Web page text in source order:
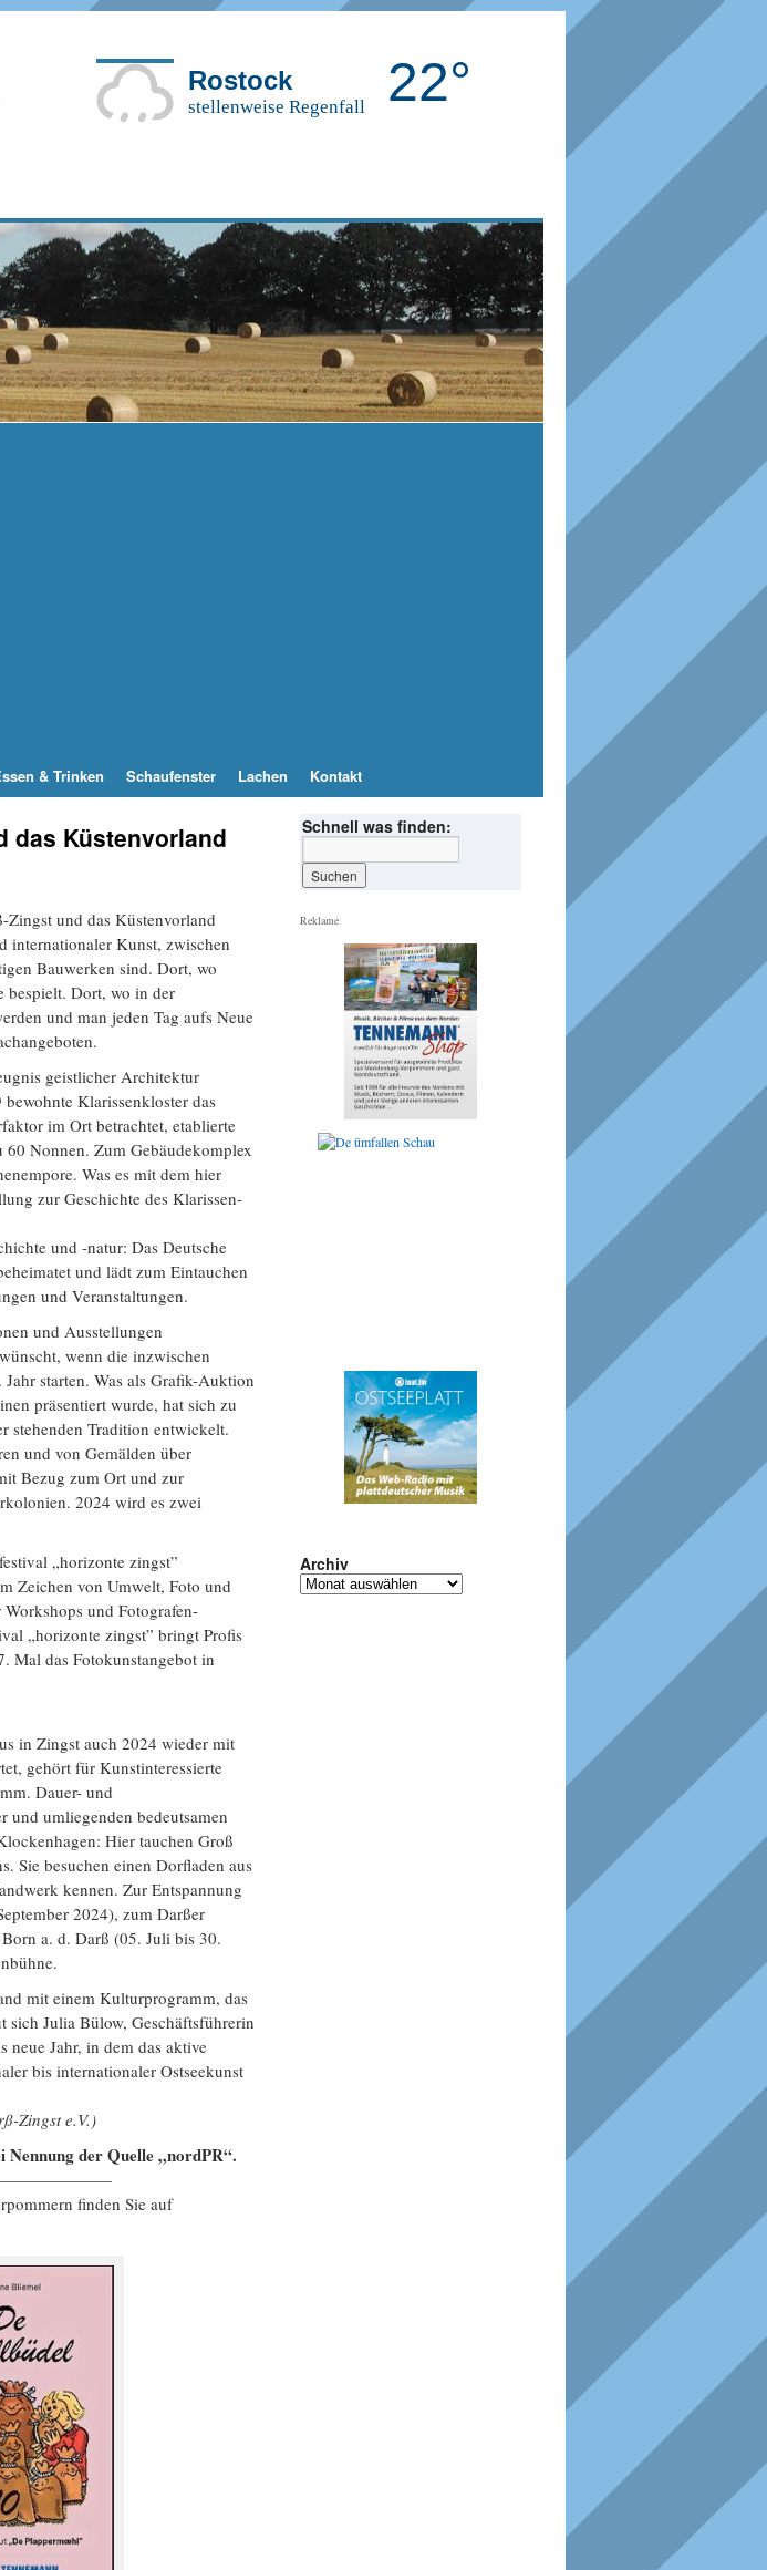
Rostock
stellenweise Regenfall 22°
& Trinken Schaufenster Lachen Kontakt
das Küstenvorland
und das Küstenvorland
internationaler Kunst, zwischen
Bauwerken sind. Dort, wo
bespielt. Dort, wo in der
und man jeden Tag aufs Neue
geistlicher Architektur
Klarissenkloster das
im Ort betrachtet, etablierte
60 Nonnen. Zum Gebäudekomplex
Was es mit dem hier
zur Geschichte des Klarissen-
und -natur: Das Deutsche
und lädt zum Eintauchen
und Veranstaltungen.
und Ausstellungen
wenn die inzwischen
starten. Was als Grafik-Auktion
präsentiert wurde, hat sich zu
stehenden Tradition entwickelt.
und von Gemälden über
Bezug zum Ort und zur
2024 wird es zwei
„horizonte zingst”
Zeichen von Umwelt, Foto und
und Fotografen-
„horizonte zingst” bringt Profis
Mal das Fotokunstangebot in
in Zingst auch 2024 wieder mit
gehört für Kunstinteressierte
Dauer- und
und umliegenden bedeutsamen
Hier tauchen Groß
Sie besuchen einen Dorfladen aus
kennen. Zur Entspannung
2024), zum Darßer
a. d. Darß (05. Juli bis 30.
mit einem Kulturprogramm, das
sich Julia Bülow, Geschäftsführerin
neue Jahr, in dem das aktive
bis internationaler Ostseekunst
Zingst e.V.)
der Quelle „nordPR“.
finden Sie auf
Schnell was finden:
Reklame
Archiv